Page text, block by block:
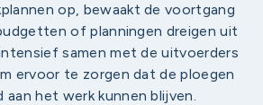
op, bewaakt de voortgang
of planningen dreigen uit
samen met de uitvoerders
ervoor te zorgen dat de ploegen
het werk kunnen blijven.